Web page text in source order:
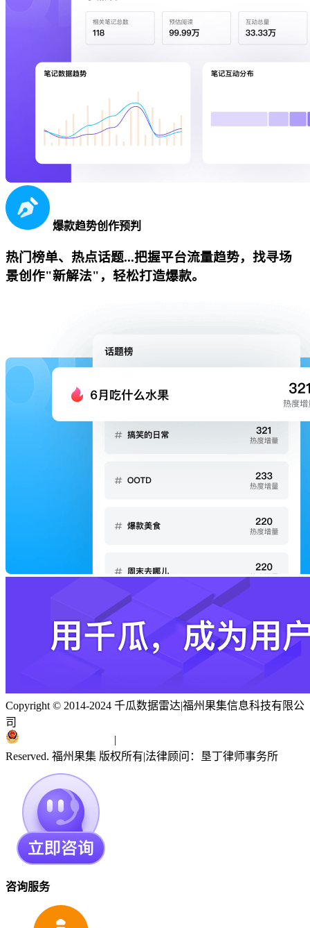
爆款趋势创作预判
热门榜单、热点话题...把握平台流量趋势，找寻场
景创作"新解法"，轻松打造爆款。
Copyright © 2014-2024 千瓜数据雷达|福州果集信息科技有限公
司
|
Reserved. 福州果集 版权所有|法律顾问：垦丁律师事务所
咨询服务